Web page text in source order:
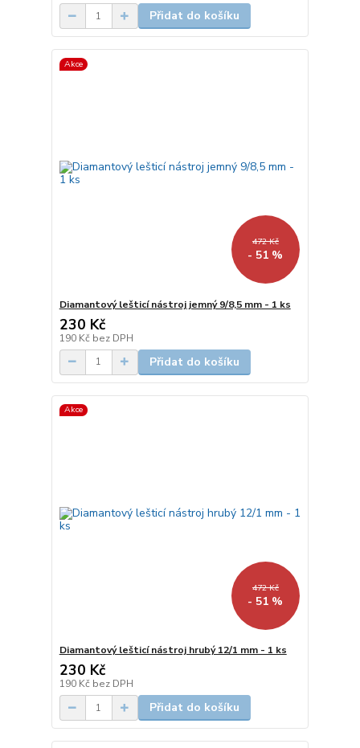
Přidat do košíku
Akce
472 Kč
- 51 %
Diamantový lešticí nástroj jemný 9/8,5 mm - 1 ks
230 Kč
190 Kč bez DPH
Přidat do košíku
Akce
472 Kč
- 51 %
Diamantový lešticí nástroj hrubý 12/1 mm - 1 ks
230 Kč
190 Kč bez DPH
Přidat do košíku